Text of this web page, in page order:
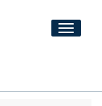
Toggle